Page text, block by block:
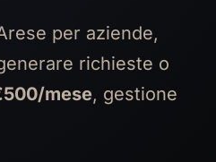
per aziende,
richieste o
mese, gestione